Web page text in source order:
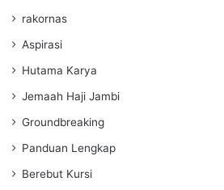
rakornas
Aspirasi
Hutama Karya
Jemaah Haji Jambi
Groundbreaking
Panduan Lengkap
Berebut Kursi